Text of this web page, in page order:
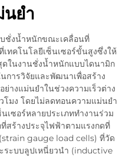
นยำ
ชั่งน้ำหนักขณะเคลื่อนที่
ทคโนโลยีเซ็นเซอร์ขั้นสูงซึ่งให้
ดในงานชั่งน้ำหนักแบบไดนามิก
การวิจัยและพัฒนาเพื่อสร้าง
างแม่นยำในช่วงความเร็วต่าง
โมง โดยไม่ลดทอนความแม่นยำ
เซอร์หลายประเภททำงานร่วม
สร้างประจุไฟฟ้าตามแรงกดที่
gauge load cells) ที่วัด
ระบบลูปเหนี่ยวนำ (inductive